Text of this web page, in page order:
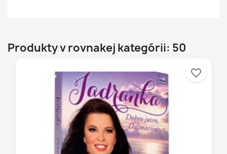
Produkty v rovnakej kategórii: 50
favorite_border